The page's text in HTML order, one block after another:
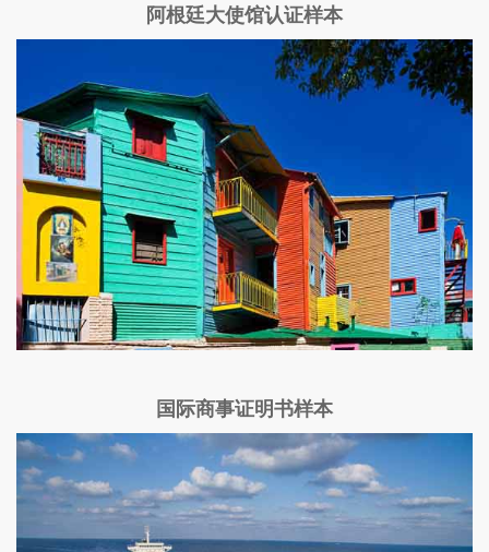
阿根廷大使馆认证样本
国际商事证明书样本